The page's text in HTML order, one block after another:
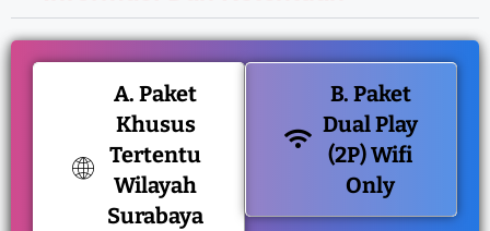
A. Paket
Khusus
Tertentu
Wilayah
Surabaya
B. Paket
Dual Play
(2P) Wifi
Only